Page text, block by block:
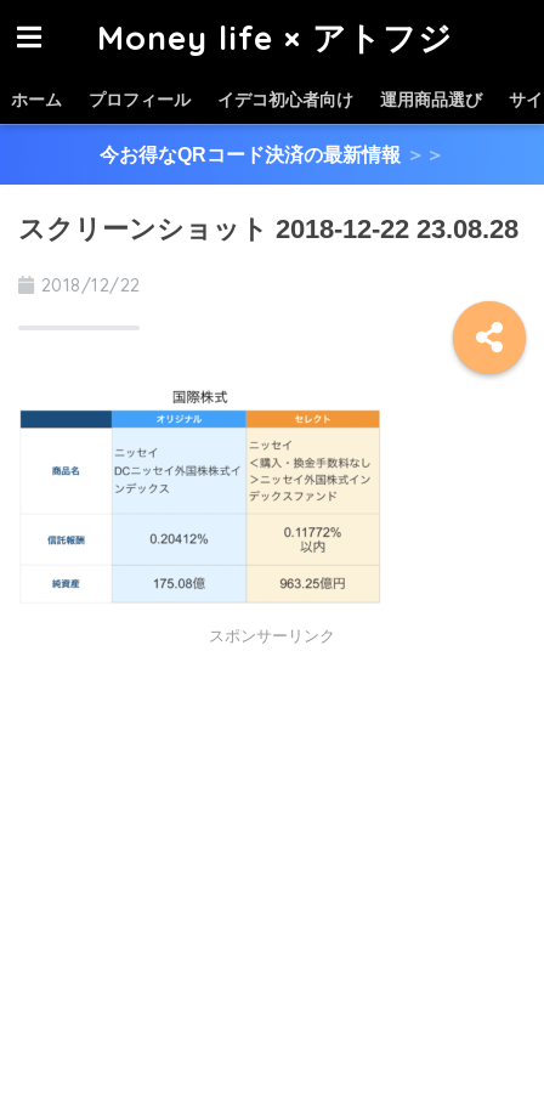
Money life × アトフジ
ホーム プロフィール イデコ初心者向け 運用商品選び サ
今お得なQRコード決済の最新情報 ＞＞
スクリーンショット 2018-12-22 23.08.28
2018/12/22
スポンサーリンク